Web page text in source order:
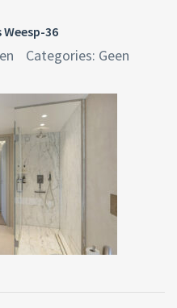
36
Categories: Geen